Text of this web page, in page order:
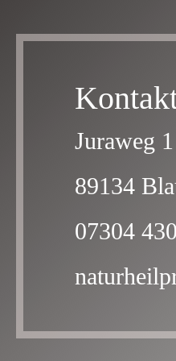
Juraweg
89134
07304